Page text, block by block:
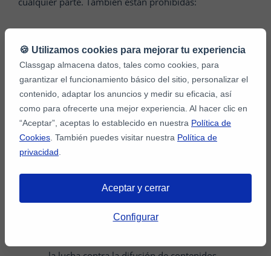
autorizada o solicitada, entre ellas, correo no
deseado o spam, cartas en cadena, lotería o
juegos de azar.
La utilización de virus informáticos o cualquier
otro código, archivo o programa que esté
diseñado o destinado a interrumpir, dañar, o
limitar el funcionamiento de cualquier software,
hardware o equipo de telecomunicaciones, o
dañar u obtener acceso no autorizado a los
datos u otra información de cualquier tercero.
No utilizar CLASSGAP para fines ilegales o no
🍪 Utilizamos cookies para mejorar tu experiencia
Classgap almacena datos, tales como cookies, para
garantizar el funcionamiento básico del sitio, personalizar el
contenido, adaptar los anuncios y medir su eficacia, así
como para ofrecerte una mejor experiencia. Al hacer clic en
“Aceptar”, aceptas lo establecido en nuestra Política de
Cookies . También puedes visitar nuestra Política de
privacidad
Aceptar y cerrar
Configurar